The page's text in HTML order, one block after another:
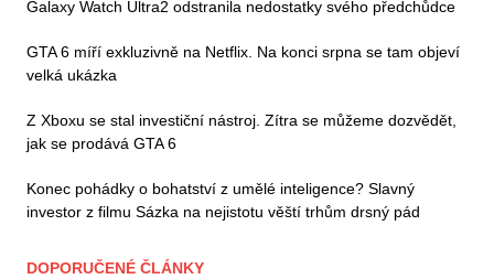
Galaxy Watch Ultra2 odstranila nedostatky svého předchůdce
GTA 6 míří exkluzivně na Netflix. Na konci srpna se tam objeví
velká ukázka
Z Xboxu se stal investiční nástroj. Zítra se můžeme dozvědět,
jak se prodává GTA 6
Konec pohádky o bohatství z umělé inteligence? Slavný
investor z filmu Sázka na nejistotu věští trhům drsný pád
DOPORUČENÉ ČLÁNKY